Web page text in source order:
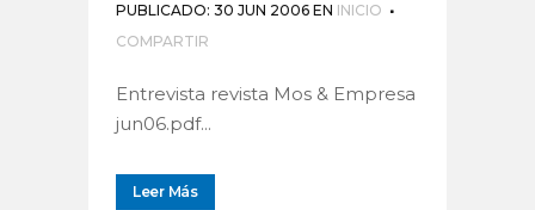
PUBLICADO: 30 JUN 2006 EN INICIO
COMPARTIR
Entrevista revista Mos & Empresa
jun06.pdf...
Leer Más